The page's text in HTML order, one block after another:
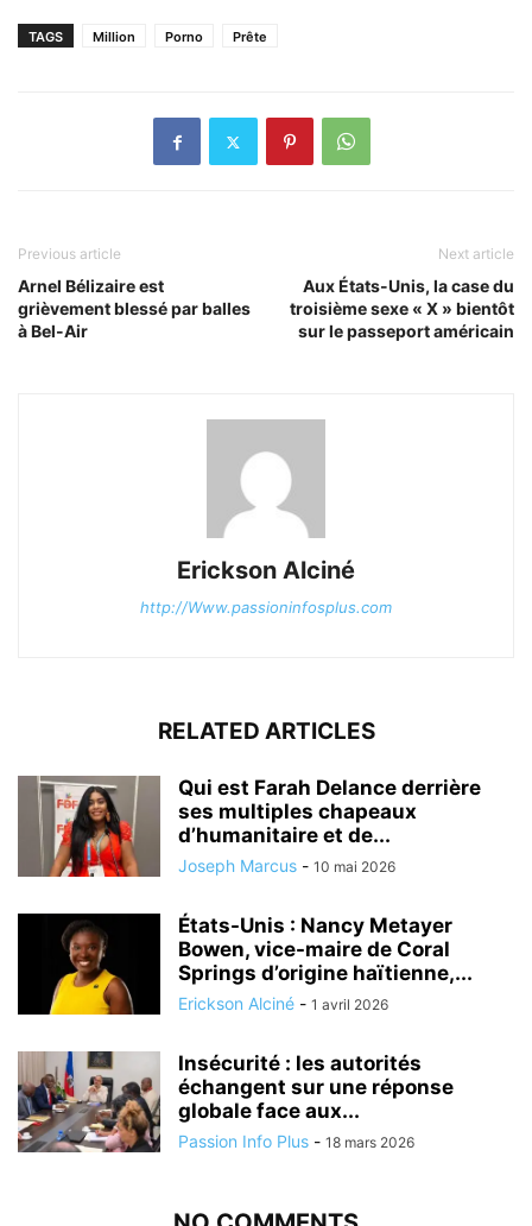
TAGS Million Porno Prête
Previous article
Arnel Bélizaire est
grièvement blessé par balles
à Bel-Air
Next article
Aux États-Unis, la case du
troisième sexe « X » bientôt
sur le passeport américain
Erickson Alciné
http://Www.passioninfosplus.com
RELATED ARTICLES
Qui est Farah Delance derrière
ses multiples chapeaux
d’humanitaire et de...
Joseph Marcus - 10 mai 2026
États-Unis : Nancy Metayer
Bowen, vice-maire de Coral
Springs d’origine haïtienne,...
Erickson Alciné - 1 avril 2026
Insécurité : les autorités
échangent sur une réponse
globale face aux...
Passion Info Plus - 18 mars 2026